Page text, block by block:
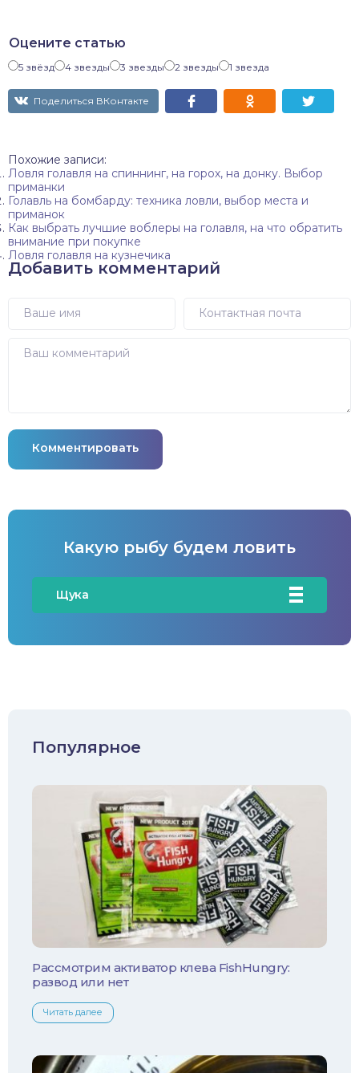
Оцените статью
5 звёзд 4 звезды 3 звезды 2 звезды 1 звезда
Поделиться ВКонтакте
Похожие записи:
Ловля голавля на спиннинг, на горох, на донку. Выбор
приманки
Голавль на бомбарду: техника ловли, выбор места и
приманок
Как выбрать лучшие воблеры на голавля, на что обратить
внимание при покупке
Ловля голавля на кузнечика
Добавить комментарий
Комментировать
Какую рыбу будем ловить
Щука
Судак
Плотва
Линь
Белый амур
Популярное
Рассмотрим активатор клева FishHungry:
развод или нет
Читать далее